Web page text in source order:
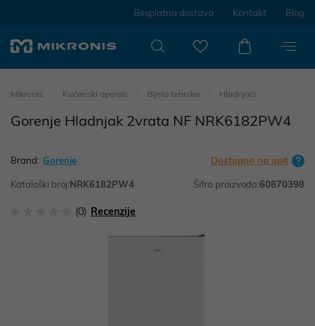
Besplatna dostava Kontakt Blog
Mikronis Kućanski aparati Bijela tehnika Hladnjaci
Gorenje Hladnjak 2vrata NF NRK6182PW4
Brand: Gorenje Dostupno na upit
Kataloški broj:NRK6182PW4 Šifra proizvoda:60870398
(0) Recenzije